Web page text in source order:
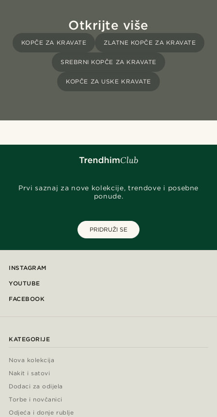
Otkrijte više
KOPČE ZA KRAVATE ZLATNE KOPČE ZA KRAVATE
SREBRNI KOPČE ZA KRAVATE
KOPČE ZA USKE KRAVATE
Prvi saznaj za nove kolekcije, trendove i posebne
ponude.
PRIDRUŽI SE
INSTAGRAM
YOUTUBE
FACEBOOK
KATEGORIJE
Nova kolekcija
Nakit i satovi
Dodaci za odijela
Torbe i novčanici
Odjeća i donje rublje